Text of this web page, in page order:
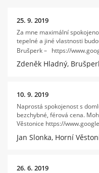
25. 9. 2019
Za mne maximální
tepelné a jiné vlastnosti
Brušperk – https://
Zdeněk Hladný,
10. 9. 2019
Naprostá spokojenost s
bezchybné, férová cena.
Věstonice https://
Jan Slonka, Horní
26. 6. 2019